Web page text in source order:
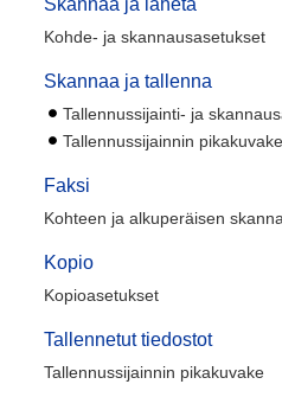
Skannaa ja lähetä
Kohde- ja skannausasetukset
Skannaa ja tallenna
Tallennussijainti- ja
Tallennussijainnin pikakuvake
Faksi
Kohteen ja alkuperäisen
Kopio
Kopioasetukset
Tallennetut tiedostot
Tallennussijainnin pikakuvake